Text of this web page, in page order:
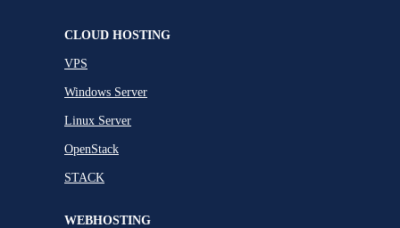
CLOUD HOSTING
VPS
Windows Server
Linux Server
OpenStack
STACK
WEBHOSTING